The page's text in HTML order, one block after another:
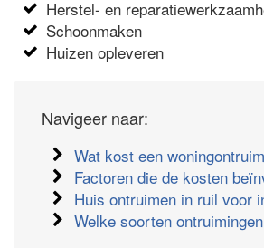
Herstel- en
Schoonmaken
Huizen opleveren
Navigeer naar:
Wat kost een
Factoren die de kosten
Huis ontruimen in ruil voor
Welke soorten